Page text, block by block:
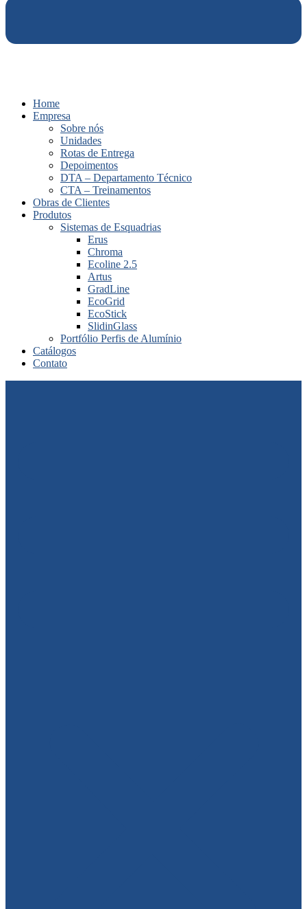
Home
Empresa
Sobre nós
Unidades
Rotas de Entrega
Depoimentos
DTA – Departamento Técnico
CTA – Treinamentos
Obras de Clientes
Produtos
Sistemas de Esquadrias
Erus
Chroma
Ecoline 2.5
Artus
GradLine
EcoGrid
EcoStick
SlidinGlass
Portfólio Perfis de Alumínio
Catálogos
Contato